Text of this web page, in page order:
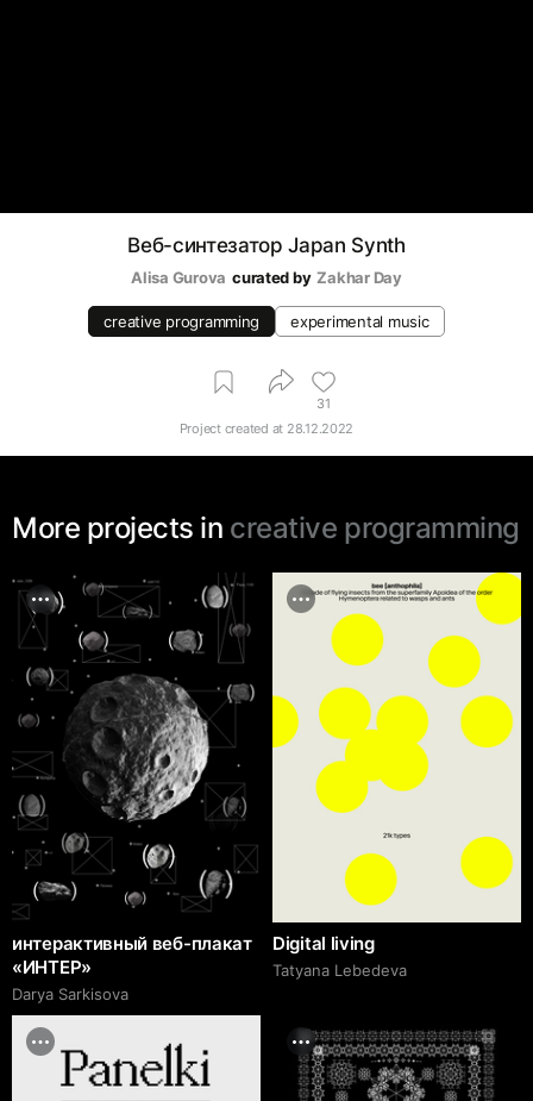
Веб-синтезатор Japan Synth
Alisa Gurova curated by Zakhar Day
creative programming experimental music
31
Project created at 28.12.2022
More projects in creative programming
интерактивный веб-плакат
«ИНТЕР»
Darya Sarkisova
Digital living
Tatyana Lebedeva